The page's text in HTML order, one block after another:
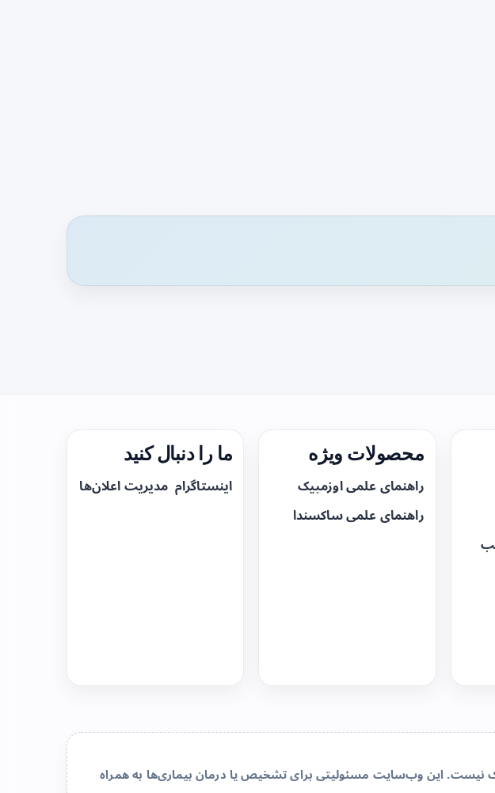
محصولات ویژه
راهنمای علمی اوزمپیک
راهنمای علمی ساکسندا
ما را دنبال کنید
اینستاگرام مدیریت اعلان‌ها
این وب‌سایت مسئولیتی برای تشخیص یا درمان بیماری‌ها به همراه